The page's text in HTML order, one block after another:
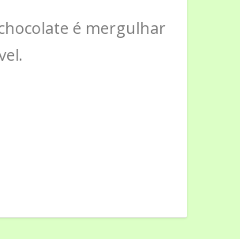
é mergulhar